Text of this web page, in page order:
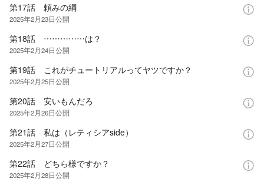
第17話 頼みの綱
2025年2月23日公開
第18話 ……………は？
2025年2月24日公開
第19話 これがチュートリアルってヤツですか？
2025年2月25日公開
第20話 安いもんだろ
2025年2月26日公開
第21話 私は（レティシアside）
2025年2月27日公開
第22話 どちら様ですか？
2025年2月28日公開